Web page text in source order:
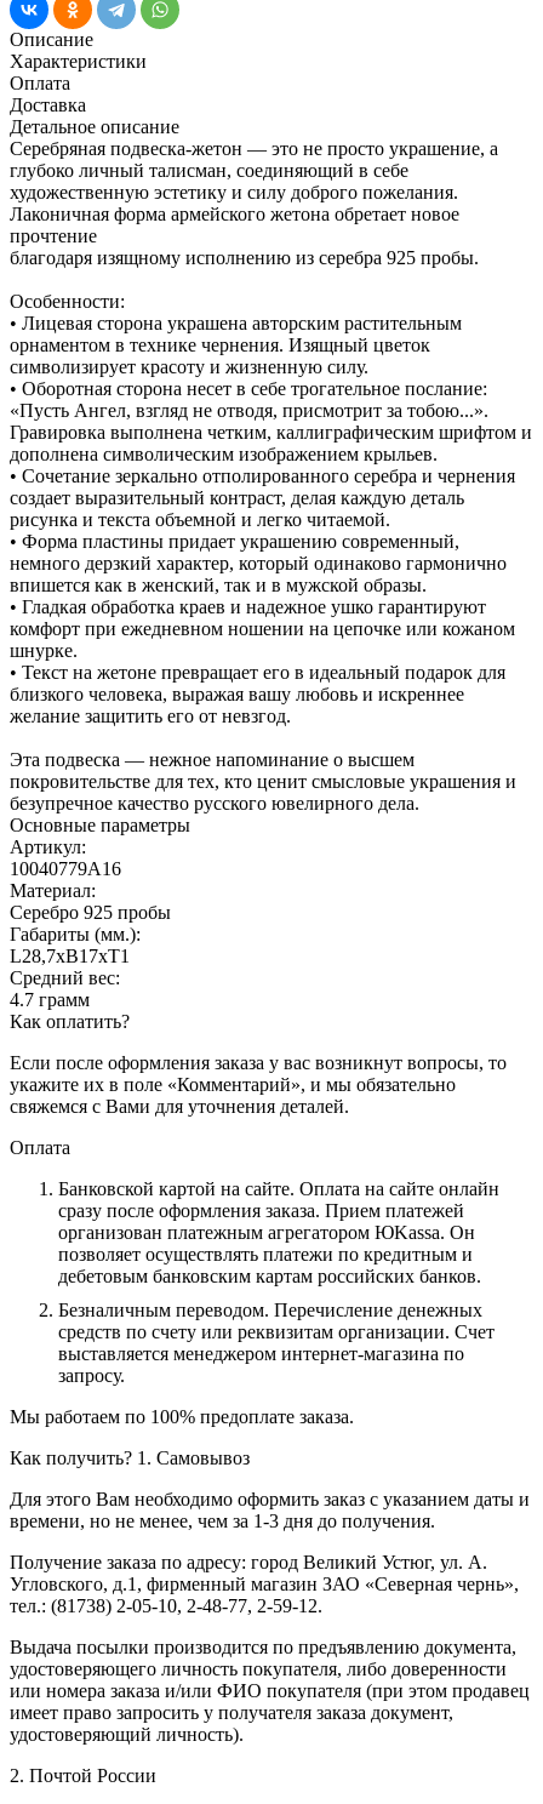
Описание
Характеристики
Оплата
Доставка
Детальное описание
Серебряная подвеска-жетон — это не просто украшение, а
глубоко личный талисман, соединяющий в себе
художественную эстетику и силу доброго пожелания.
Лаконичная форма армейского жетона обретает новое
прочтение
благодаря изящному исполнению из серебра 925 пробы.
Особенности:
• Лицевая сторона украшена авторским растительным
орнаментом в технике чернения. Изящный цветок
символизирует красоту и жизненную силу.
• Оборотная сторона несет в себе трогательное послание:
«Пусть Ангел, взгляд не отводя, присмотрит за тобою...».
Гравировка выполнена четким, каллиграфическим шрифтом и
дополнена символическим изображением крыльев.
• Сочетание зеркально отполированного серебра и чернения
создает выразительный контраст, делая каждую деталь
рисунка и текста объемной и легко читаемой.
• Форма пластины придает украшению современный,
немного дерзкий характер, который одинаково гармонично
впишется как в женский, так и в мужской образы.
• Гладкая обработка краев и надежное ушко гарантируют
комфорт при ежедневном ношении на цепочке или кожаном
шнурке.
• Текст на жетоне превращает его в идеальный подарок для
близкого человека, выражая вашу любовь и искреннее
желание защитить его от невзгод.
Эта подвеска — нежное напоминание о высшем
покровительстве для тех, кто ценит смысловые украшения и
безупречное качество русского ювелирного дела.
Основные параметры
Артикул:
10040779А16
Материал:
Серебро 925 пробы
Габариты (мм.):
L28,7хB17хT1
Средний вес:
4.7 грамм
Как оплатить?
Если после оформления заказа у вас возникнут вопросы, то
укажите их в поле «Комментарий», и мы обязательно
свяжемся с Вами для уточнения деталей.
Оплата
Банковской картой на сайте. Оплата на сайте онлайн
сразу после оформления заказа. Прием платежей
организован платежным агрегатором ЮKassa. Он
позволяет осуществлять платежи по кредитным и
дебетовым банковским картам российских банков.
Безналичным переводом. Перечисление денежных
средств по счету или реквизитам организации. Счет
выставляется менеджером интернет-магазина по
запросу.
Мы работаем по 100% предоплате заказа.
Как получить? 1. Самовывоз
Для этого Вам необходимо оформить заказ с указанием даты и
времени, но не менее, чем за 1-3 дня до получения.
Получение заказа по адресу: город Великий Устюг, ул. А.
Угловского, д.1, фирменный магазин ЗАО «Северная чернь»,
тел.: (81738) 2-05-10, 2-48-77, 2-59-12.
Выдача посылки производится по предъявлению документа,
удостоверяющего личность покупателя, либо доверенности
или номера заказа и/или ФИО покупателя (при этом продавец
имеет право запросить у получателя заказа документ,
удостоверяющий личность).
2. Почтой России